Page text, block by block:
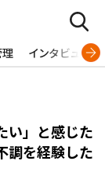
インタビュー
い」と感じた
調を経験した